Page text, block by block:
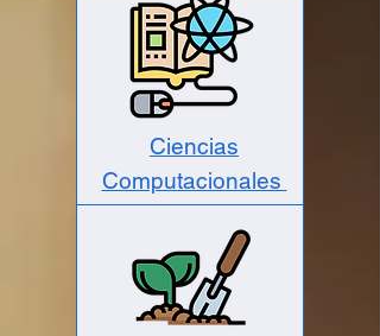
Ciencias
Computacionales